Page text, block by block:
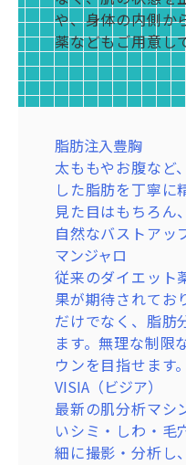
す。
ハイドラジェントル
美容液の水流で古
がら、肌にうるお
ーバーを正常化し
と導きます。
糸リフト
コグ（トゲ）の付
皮下に挿入し、た
き上げるリフトア
頬やフェイスライ
フトし、シャープ
刺激によるコラー
向上します。
脂肪注入
ご自身の脂肪を採
になる部分に注入
ン減少でくぼんで
ムを出し、ほうれ
くらと持ち上げま
ことで、肌のハリ
から肌がふっくら
穴を引き締め、キ
す。
バーを整え、ワン
肌へと導きます。
マッサージピール
肌表面を剥離させ
しながら真皮層ま
し、内側から押し
呼び覚まします。
れる艶肌へと導き
ピコレーザー (エン
深くにあるメラニ
粉砕し、くすみの
す。熱ダメージを
ンアップを叶え、
きます。
ハイドラジェントル
ニキビの原因とな
質、余分な皮脂を
す。ニキビができ
ち、ニキビの予防
すすめです。
マッサージピール
肌表面を剥離させ
しながら真皮層ま
治療です。コラー
し、内側から押し
呼び覚まします。
れる艶肌へと導き
け、内側から強力
メスを使わずに、
を引き締めます。
LSSA式脂肪吸引注
フェイスラインや
す。脂肪細胞の数
リバウンドが少な
ラインを実現しま
二の腕脂肪吸引（
扇状に広がる特殊
り離しながら吸引
です。 二の腕から
線にこだわり、華
ます。
糸リフト
コグ（トゲ）の付
皮下に挿入し、た
き上げるリフトア
頬やフェイスライ
フトし、シャープ
二重整形
医療用の極細の糸
ラインを作る「埋
してくっきりとし
「切開法」があり
や持続性、ダウン
適な方法をご提案
眉下切開
眉毛のすぐ下のラ
まぶたの余分な皮
する施術です。お
インを大きく変え
っきりとした目元
クマ取り
分な眼窩脂肪を除
の裏側から脂肪を
面に傷が残りませ
消し、すっきりと
す。
肌育注射（リジュラ
ダメージを受けた
自己再生力を高め
しみ ・ハリ不足な
ら改善します。
肌育注射（ジュベ
コラーゲン生成を
注入することで、
せます。ちりめん
で血管が透けて見
や、身体の内側か
薬などもご用意し
脂肪注入豊胸
太ももやお腹など
した脂肪を丁寧に
見た目はもちろん
自然なバストアッ
マンジャロ
従来のダイエット
果が期待されてお
だけでなく、脂肪
ます。無理な制限
ウンを目指せます。
VISIA（ビジア）
最新の肌分析マシ
いシミ・しわ・毛
細に撮影・分析し